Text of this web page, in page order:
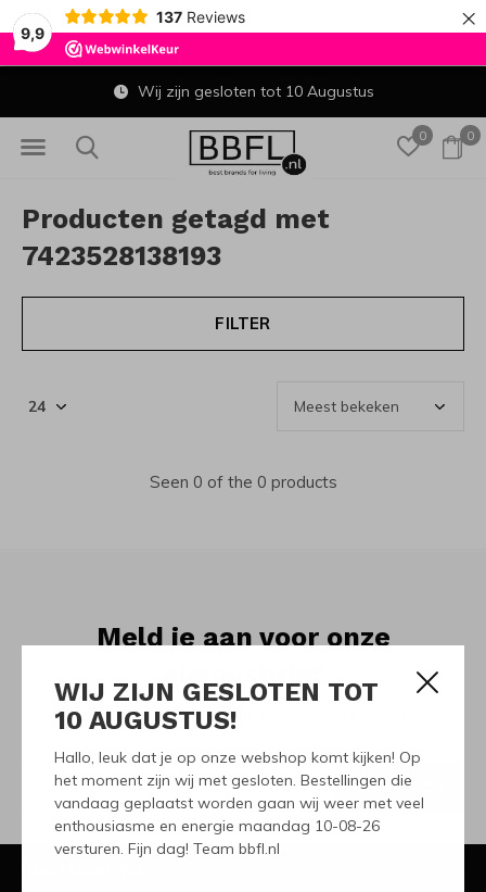
9,9
137 Reviews ×
WIJ ZIJN GESLOTEN TOT
10 AUGUSTUS!
Hallo, leuk dat je op onze webshop komt kijken! Op
het moment zijn wij met gesloten. Bestellingen die
vandaag geplaatst worden gaan wij weer met veel
enthousiasme en energie maandag 10-08-26
versturen. Fijn dag! Team bbfl.nl
0 0
Wij zijn gesloten tot 10 Augustus
Producten getagd met
7423528138193
FILTER
Seen 0 of the 0 products
Meld je aan voor onze
Ontvang de nieuwste aanbiedingen en promoties
ABONNEER